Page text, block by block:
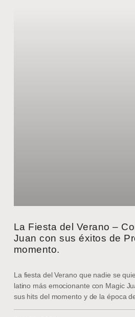
La Fiesta del Verano –
Juan con sus éxitos de
momento.
La fiesta del Verano que nadie se
latino más emocionante con Magic
sus hits del momento y de la época